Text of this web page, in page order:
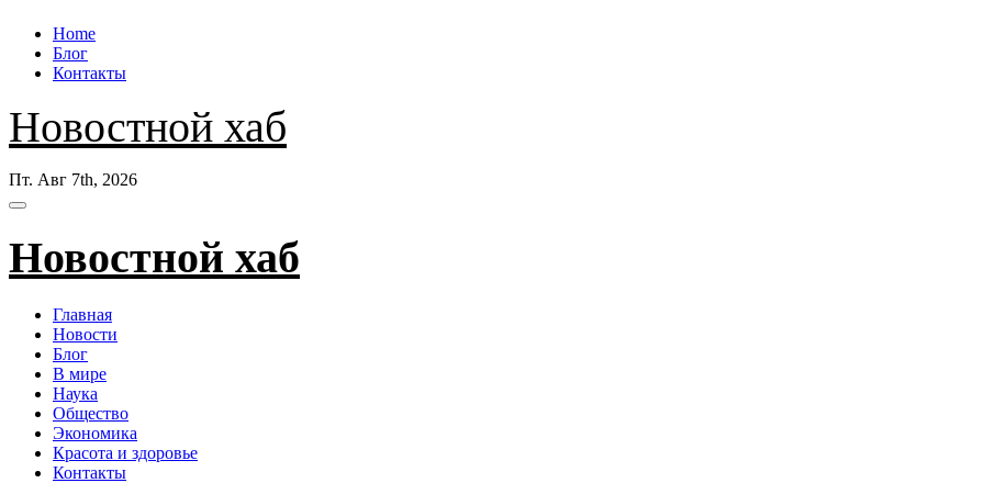
Перейти
содержанию
Home
Блог
Контакты
Новостной хаб
Пт. Авг 7th, 2026
Новостной хаб
Главная
Новости
Блог
В мире
Наука
Общество
Экономика
Красота и здоровье
Контакты